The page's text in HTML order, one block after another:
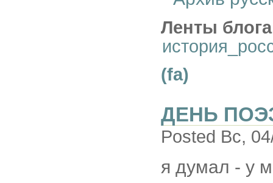
Ленты
(fa)
ДЕНЬ
Posted Вс,
я думал - у